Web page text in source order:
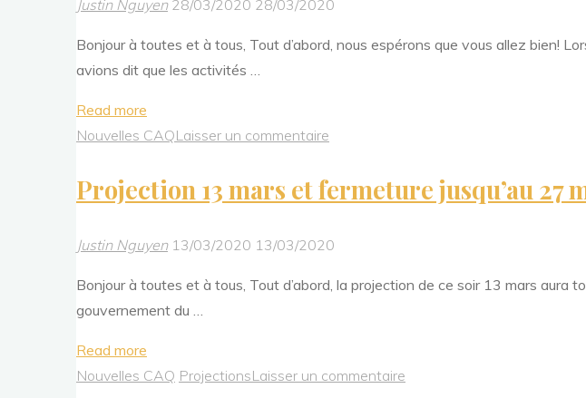
Justin Nguyen 28/03/2020 28/03/2020
Bonjour à toutes et à tous, Tout d’abord, nous espérons que vous allez bien!
avions dit que les activités …
Read more
des
du
Nouvelles CAQLaisser un commentaire
Projection 13 mars et fermeture jusqu’au 27
Justin Nguyen 13/03/2020 13/03/2020
Bonjour à toutes et à tous, Tout d’abord, la projection de ce soir 13 mars aura
gouvernement du …
Read more
13
Nouvelles CAQ ProjectionsLaisser un commentaire